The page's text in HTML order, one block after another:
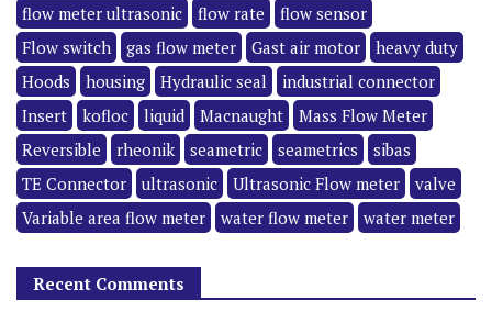
flow meter ultrasonic
flow rate
flow sensor
Flow switch
gas flow meter Gast air motor
heavy duty
Hoods
housing Hydraulic seal
industrial connector
Insert
kofloc liquid Macnaught
Mass Flow Meter
Reversible
rheonik seametric seametrics
sibas
TE Connector
ultrasonic Ultrasonic Flow meter
valve
Variable area flow meter
water flow meter water meter
Recent Comments